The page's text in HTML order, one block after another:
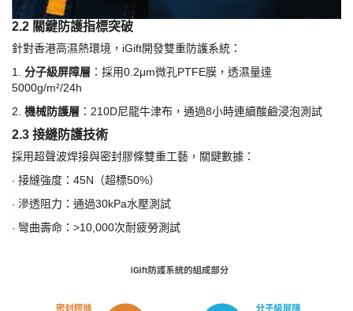
2.2 關鍵防護指標突破
針對香港高濕熱環境， iGift開發雙重防護系統：
1. 分子級屏障層 ：採用0.2μm微孔PTFE膜，透濕量達
5000g/m²/24h
2. 機械防護層 ： 210D尼龍牛津布，通過8小時連續酸鹼浸泡測試
2.3 接縫防護技術
採用超聲波焊接與密封膠條雙重工藝，關鍵數據：
· 接縫強度： 45N（超標50%）
· 滲透阻力：通過30kPa水壓測試
· 彎曲壽命： >10,000次耐疲勞測試